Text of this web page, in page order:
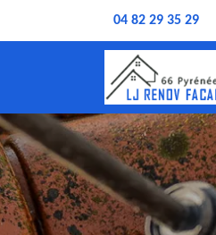
04 82 29 35 29